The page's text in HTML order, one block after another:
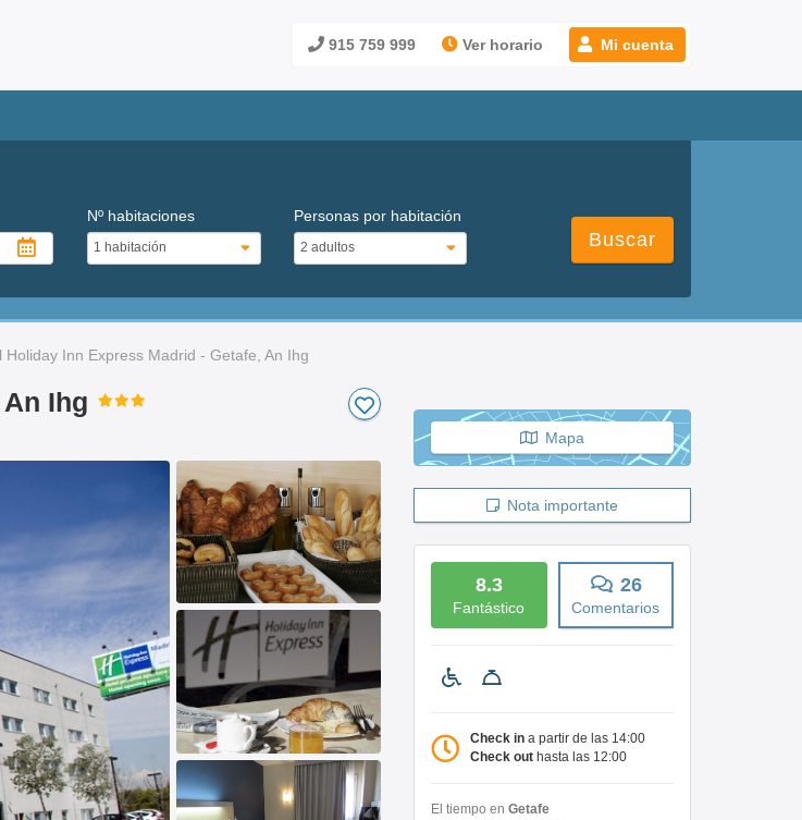
915 759 999 Ver horario Mi cuenta
Nº habitaciones Personas por habitación
Buscar
Holiday Inn Express Madrid - Getafe, An Ihg
Ihg
Mapa
Nota importante
8.3
Fantástico
26
Comentarios
Check in a partir de las 14:00
Check out hasta las 12:00
El tiempo en Getafe